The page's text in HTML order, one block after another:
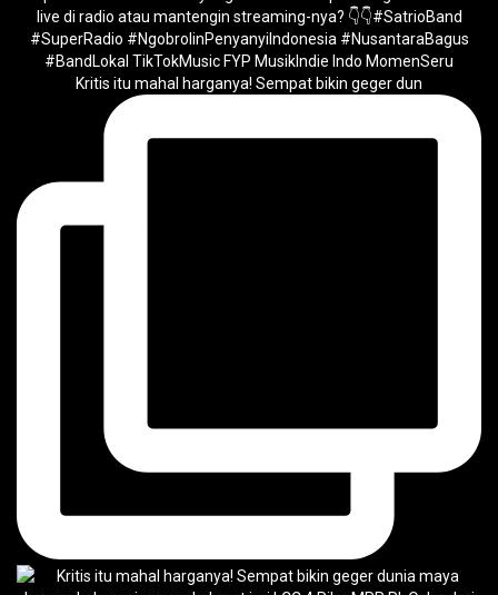
Kritis itu mahal harganya! Sempat bikin geger dun